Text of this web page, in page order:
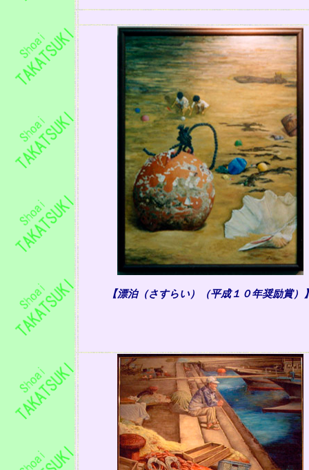
【漂泊（さすらい） （平成１０年奨励賞）